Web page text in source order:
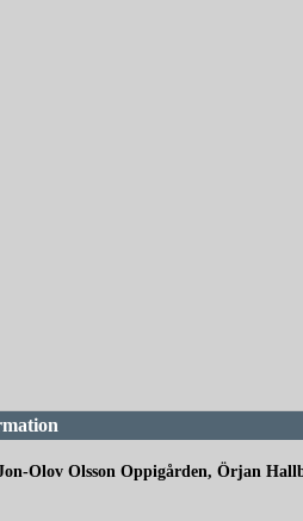
Olov Olsson Oppigården, Örjan